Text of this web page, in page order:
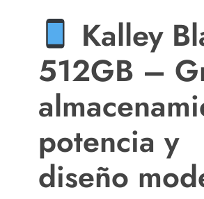
Kalley
512GB –
potencia y
diseño